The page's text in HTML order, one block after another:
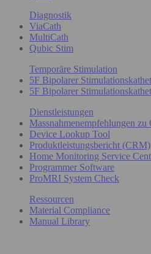
Diagnostik
ViaCath
MultiCath
Qubic Stim
Temporäre Stimulation
5F Bipolarer
5F Bipolarer
Dienstleistungen
Massnahmenempfehlungen
Device Lookup Tool
Produktleistungsbericht (CRM)
Home Monitoring Service
Programmer Software
ProMRI System Check
Ressourcen
Material Compliance
Manual Library